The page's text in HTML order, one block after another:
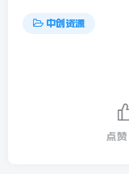
中创资源
点赞